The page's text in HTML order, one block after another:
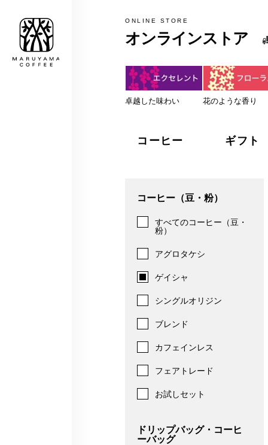
税込5,000円以上のお買上げで送
MARUYAMA COFFEEONLINE STORE
オンラインストア
卓越した味わい 花のような香り
コーヒー ギフト
コーヒー（豆・粉）
すべてのコーヒー（豆・
粉）
アグロタケシ
ゲイシャ
シングルオリジン
ブレンド
カフェインレス
フェアトレード
お試しセット
ドリップバッグ・コーヒ
ーバッグ